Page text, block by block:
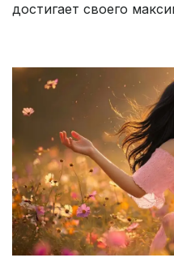
достигает своего